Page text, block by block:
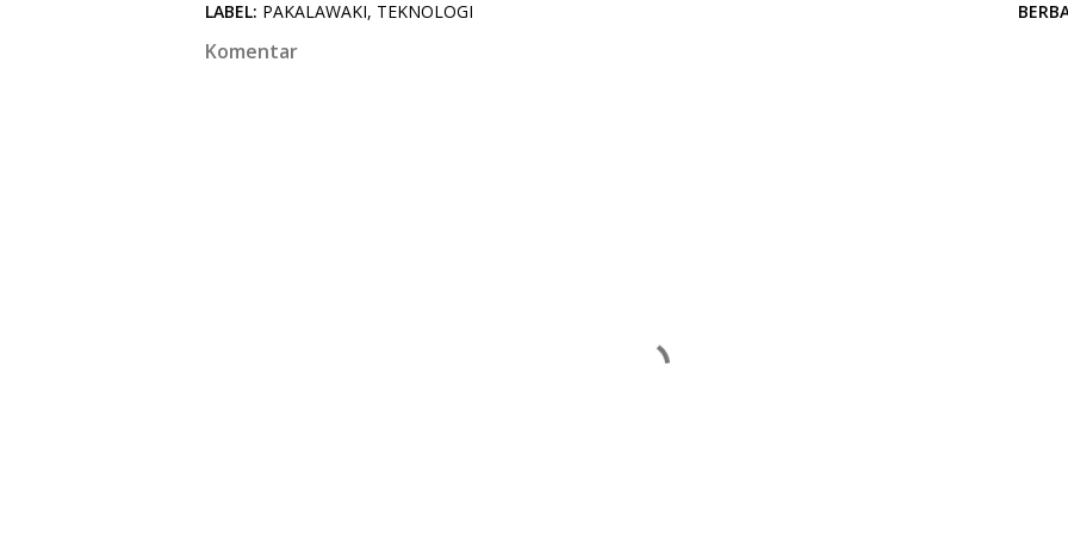
LABEL: PAKALAWAKI TEKNOLOGI
Komentar